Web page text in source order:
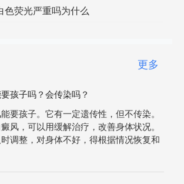
色荧光严重吗为什么
更多
孩子吗？会传染吗？
要孩子。它有一定遗传性，但不传染。
风，可以用缓解治疗，改善身体状况。
调整，对身体不好，得根据情况恢复和